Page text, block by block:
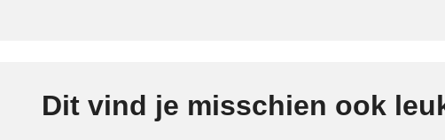
Dit vind je misschien ook